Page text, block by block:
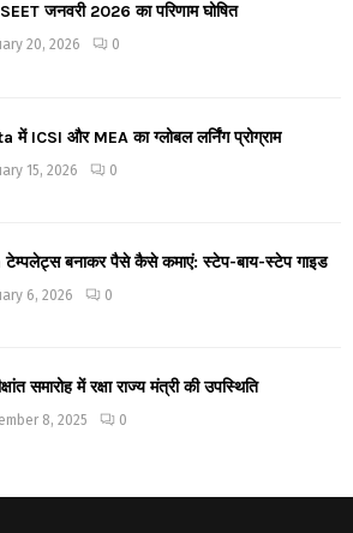
जनवरी 2026 का परिणाम घोषित
20, 2026 0
में ICSI और MEA का ग्लोबल लर्निंग प्रोग्राम
15, 2026 0
टेम्पलेट्स बनाकर पैसे कैसे कमाएं: स्टेप-बाय-स्टेप गाइड
6, 2026 0
समारोह में रक्षा राज्य मंत्री की उपस्थिति
8, 2025 0